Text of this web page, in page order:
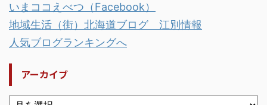
いまココえべつ（Facebook）
地域生活（街）北海道ブログ 江別情報
人気ブログランキングへ
アーカイブ